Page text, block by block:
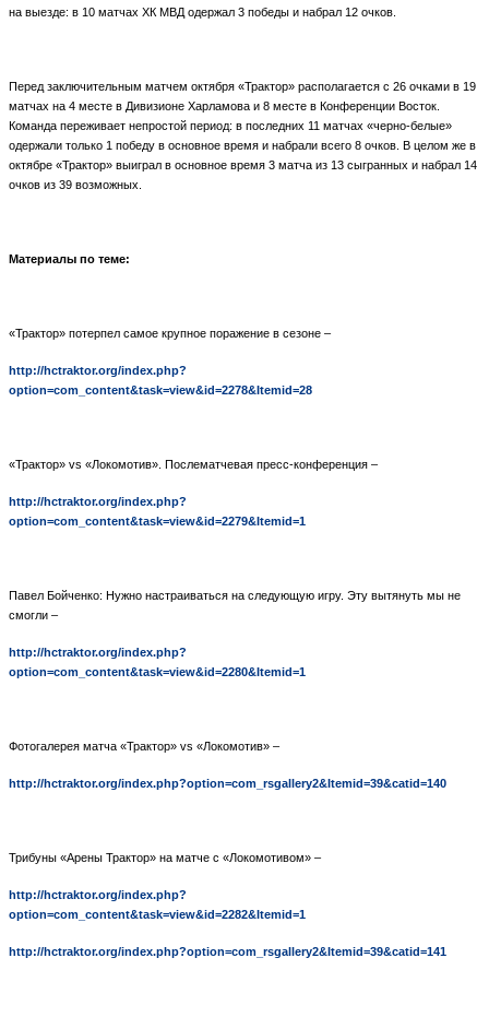
на выезде: в 10 матчах ХК МВД одержал 3 победы и набрал 12 очков.
Перед заключительным матчем октября «Трактор» располагается с 26 очками в 19
матчах на 4 месте в Дивизионе Харламова и 8 месте в Конференции Восток.
Команда переживает непростой период: в последних 11 матчах «черно-белые»
одержали только 1 победу в основное время и набрали всего 8 очков. В целом же в
октябре «Трактор» выиграл в основное время 3 матча из 13 сыгранных и набрал 14
очков из 39 возможных.
Материалы по теме:
«Трактор» потерпел самое крупное поражение в сезоне –
http://hctraktor.org/index.php?
option=com_content&task=view&id=2278&Itemid=28
«Трактор» vs «Локомотив». Послематчевая пресс-конференция –
http://hctraktor.org/index.php?
option=com_content&task=view&id=2279&Itemid=1
Павел Бойченко: Нужно настраиваться на следующую игру. Эту вытянуть мы не
смогли –
http://hctraktor.org/index.php?
option=com_content&task=view&id=2280&Itemid=1
Фотогалерея матча «Трактор» vs «Локомотив» –
http://hctraktor.org/index.php?option=com_rsgallery2&Itemid=39&catid=140
Трибуны «Арены Трактор» на матче с «Локомотивом» –
http://hctraktor.org/index.php?
option=com_content&task=view&id=2282&Itemid=1
http://hctraktor.org/index.php?option=com_rsgallery2&Itemid=39&catid=141